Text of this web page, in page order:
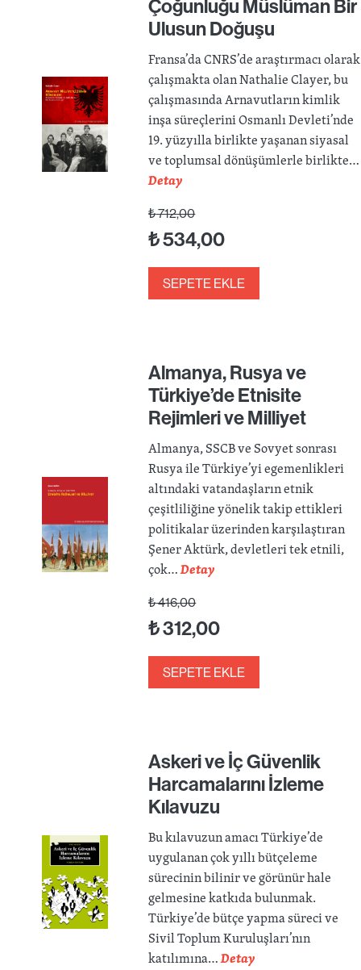
Çoğunluğu Müslüman Bir
Ulusun Doğuşu
Fransa’da CNRS’de araştırmacı olarak
çalışmakta olan Nathalie Clayer, bu
çalışmasında Arnavutların kimlik
inşa süreçlerini Osmanlı Devleti’nde
19. yüzyılla birlikte yaşanan siyasal
ve toplumsal dönüşümlerle birlikte…
Detay
₺712,00
₺534,00
SEPETE EKLE
Almanya, Rusya ve
Türkiye’de Etnisite
Rejimleri ve Milliyet
Almanya, SSCB ve Sovyet sonrası
Rusya ile Türkiye’yi egemenlikleri
altındaki vatandaşların etnik
çeşitliliğine yönelik takip ettikleri
politikalar üzerinden karşılaştıran
Şener Aktürk, devletleri tek etnili,
çok…Detay
₺416,00
₺312,00
SEPETE EKLE
Askeri ve İç Güvenlik
Harcamalarını İzleme
Kılavuzu
Bu kılavuzun amacı Türkiye’de
uygulanan çok yıllı bütçeleme
sürecinin bilinir ve görünür hale
gelmesine katkıda bulunmak.
Türkiye’de bütçe yapma süreci ve
Sivil Toplum Kuruluşları’nın
katılımına…Detay